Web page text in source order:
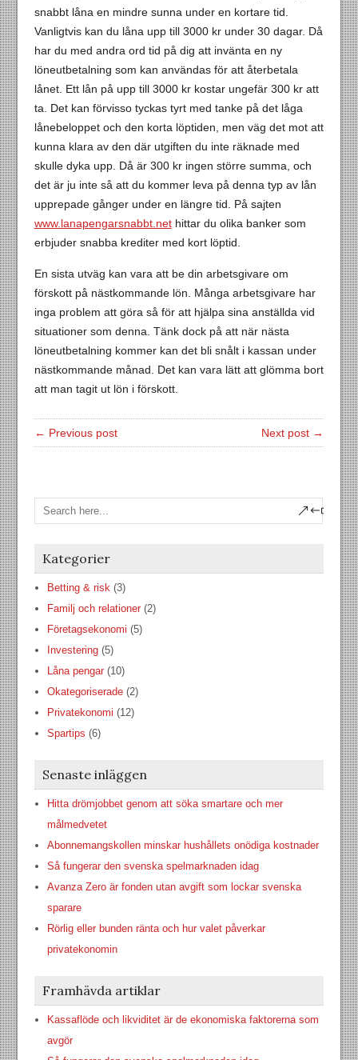
snabbt låna en mindre sunna under en kortare tid.
Vanligtvis kan du låna upp till 3000 kr under 30 dagar. Då
har du med andra ord tid på dig att invänta en ny
löneutbetalning som kan användas för att återbetala
lånet. Ett lån på upp till 3000 kr kostar ungefär 300 kr att
ta. Det kan förvisso tyckas tyrt med tanke på det låga
lånebeloppet och den korta löptiden, men väg det mot att
kunna klara av den där utgiften du inte räknade med
skulle dyka upp. Då är 300 kr ingen större summa, och
det är ju inte så att du kommer leva på denna typ av lån
upprepade gånger under en längre tid. På sajten
www.lanapengarsnabbt.nethittar du olika banker som
erbjuder snabba krediter med kort löptid.
En sista utväg kan vara att be din arbetsgivare om
förskott på nästkommande lön. Många arbetsgivare har
inga problem att göra så för att hjälpa sina anställda vid
situationer som denna. Tänk dock på att när nästa
löneutbetalning kommer kan det bli snålt i kassan under
nästkommande månad. Det kan vara lätt att glömma bort
att man tagit ut lön i förskott.
← Previous post Next post →
Kategorier
Betting & risk(3)
Familj och relationer(2)
Företagsekonomi (5)
Investering(5)
Låna pengar(10)
Okategoriserade(2)
Privatekonomi (12)
Spartips (6)
Senaste inläggen
Hitta drömjobbet genom att söka smartare och mer
målmedvetet
Abonnemangskollen minskar hushållets onödiga kostnader
Så fungerar den svenska spelmarknaden idag
Avanza Zero är fonden utan avgift som lockar svenska
sparare
Rörlig eller bunden ränta och hur valet påverkar
privatekonomin
Framhävda artiklar
Kassaflöde och likviditet är de ekonomiska faktorerna som
avgör